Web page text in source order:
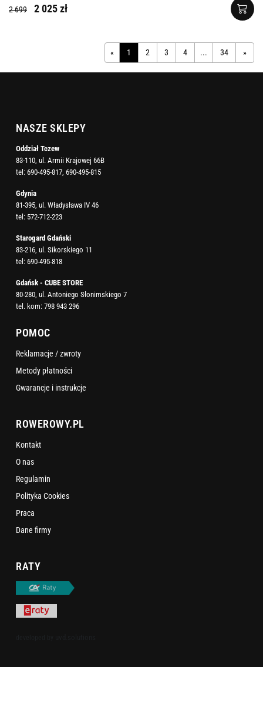
2 699 2 025 zł
« 1 2 3 4 ... 34 »
NASZE SKLEPY
Oddział Tczew
83-110, ul. Armii Krajowej 66B
tel: 690-495-817 690-495-815
Gdynia
81-395, ul. Władysława IV 46
tel: 572-712-223
Starogard Gdański
83-216, ul. Sikorskiego 11
tel: 690-495-818
Gdańsk - CUBE STORE
80-280, ul. Antoniego Słonimskiego 7
tel. kom: 798 943 296
POMOC
Reklamacje / zwroty
Metody płatności
Gwarancje i instrukcje
ROWEROWY.PL
Kontakt
O nas
Regulamin
Polityka Cookies
Praca
Dane firmy
RATY